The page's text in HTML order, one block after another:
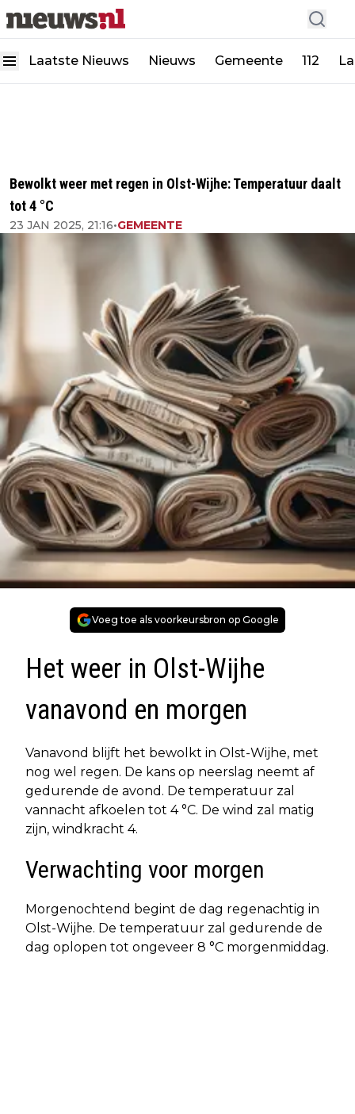
Laatste Nieuws Nieuws Gemeente 112
Bewolkt weer met regen in Olst-Wijhe: Temperatuur daalt
tot 4 °C
23 JAN 2025, 21:16•GEMEENTE
Voeg toe als voorkeursbron op Google
Het weer in Olst-Wijhe
vanavond en morgen
Vanavond blijft het bewolkt in Olst-Wijhe, met
nog wel regen. De kans op neerslag neemt af
gedurende de avond. De temperatuur zal
vannacht afkoelen tot 4 °C. De wind zal matig
zijn, windkracht 4.
Verwachting voor morgen
Morgenochtend begint de dag regenachtig in
Olst-Wijhe. De temperatuur zal gedurende de
dag oplopen tot ongeveer 8 °C morgenmiddag.